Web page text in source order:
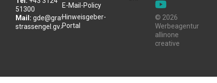
51300
Mail: gde@gratwein-
strassengel.gv.at
E-Mail-Policy
Hinweisgeber-
Portal
© 2026
Werbeagentur
allinone
creative